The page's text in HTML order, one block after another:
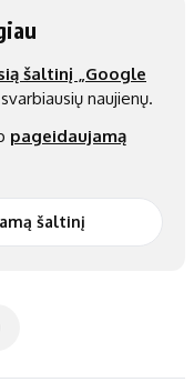
šaltinį „Google
naujienų.
pageidaujamą
šaltinį